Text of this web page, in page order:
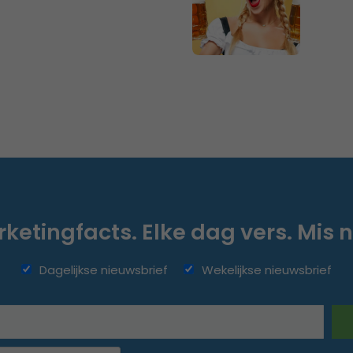
Elke dag vers. Mis
Dagelijkse nieuwsbrief Wekelijkse nieuwsbrief